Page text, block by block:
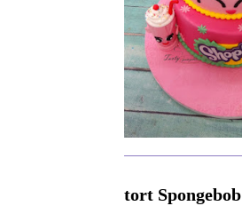
tort Spongebob